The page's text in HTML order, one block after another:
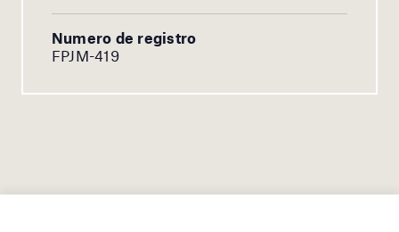
Numero de registro
FPJM-419